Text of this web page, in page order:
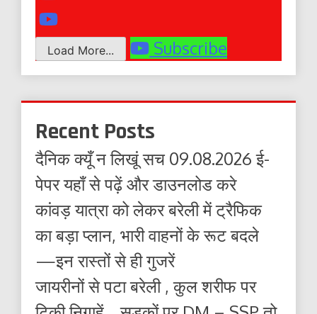
Load More... Subscribe
Recent Posts
दैनिक क्यूँ न लिखूं सच 09.08.2026 ई-
पेपर यहाँ से पढ़ें और डाउनलोड करे
कांवड़ यात्रा को लेकर बरेली में ट्रैफिक
का बड़ा प्लान, भारी वाहनों के रूट बदले
—इन रास्तों से ही गुजरें
जायरीनों से पटा बरेली , कुल शरीफ पर